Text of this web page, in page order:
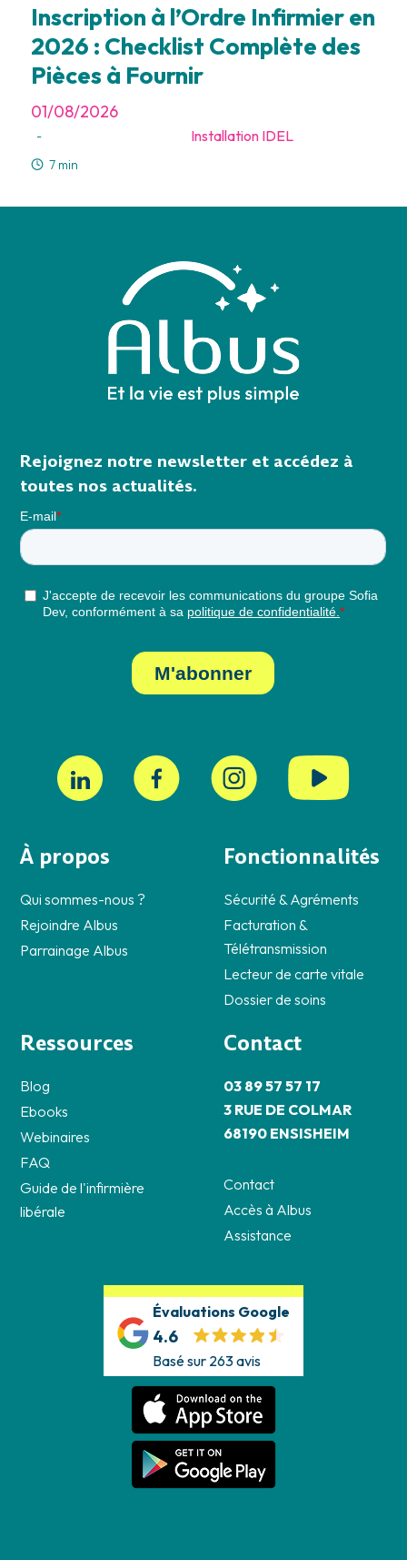
Inscription à l’Ordre Infirmier en
2026 : Checklist Complète des
Pièces à Fournir
01/08/2026
- Installation IDEL
7 min
À propos
Qui sommes-nous ?
Rejoindre Albus
Parrainage Albus
Fonctionnalités
Sécurité & Agréments
Facturation &
Télétransmission
Lecteur de carte vitale
Dossier de soins
Ressources
Blog
Ebooks
Webinaires
FAQ
Guide de l'infirmière
libérale
Contact
03 89 57 57 17
3 RUE DE COLMAR
68190 ENSISHEIM
Contact
Accès à Albus
Assistance
Évaluations Google
4.6
Basé sur 263 avis
Rejoignez notre newsletter et accédez à
toutes nos actualités.